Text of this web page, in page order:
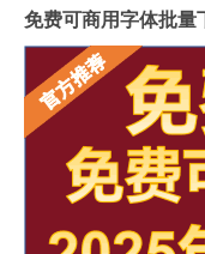
免费可商用字体批量